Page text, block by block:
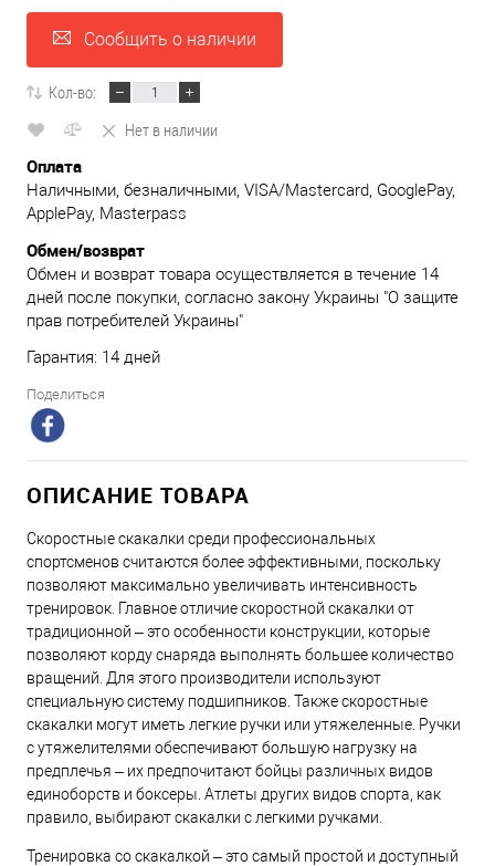
Сообщить о наличии
Кол-во:
Нет в наличии
Оплата
Наличными, безналичными, VISA/Mastercard, GooglePay,
ApplePay, Masterpass
Обмен/возврат
Обмен и возврат товара осуществляется в течение 14
дней после покупки, согласно закону Украины "О защите
прав потребителей Украины"
Гарантия: 14 дней
Поделиться
ОПИСАНИЕ ТОВАРА
Скоростные скакалки среди профессиональных
спортсменов считаются более эффективными, поскольку
позволяют максимально увеличивать интенсивность
тренировок. Главное отличие скоростной скакалки от
традиционной – это особенности конструкции, которые
позволяют корду снаряда выполнять большее количество
вращений. Для этого производители используют
специальную систему подшипников. Также скоростные
скакалки могут иметь легкие ручки или утяжеленные. Ручки
с утяжелителями обеспечивают большую нагрузку на
предплечья – их предпочитают бойцы различных видов
единоборств и боксеры. Атлеты других видов спорта, как
правило, выбирают скакалки с легкими ручками.
Тренировка со скакалкой ‒ это самый простой и доступный